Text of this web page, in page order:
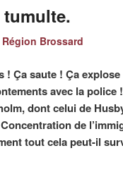
Région Brossard
Ça saute ! Ça
avec la police
dont celui de
de
tout cela peut-il